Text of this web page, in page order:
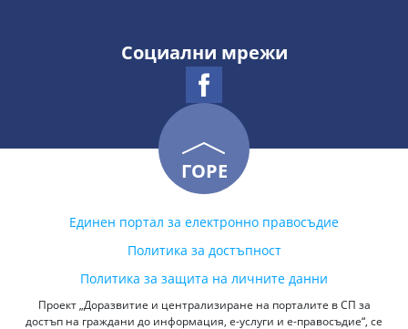
Социални мрежи
ГОРЕ
Единен портал за електронно правосъдие
Политика за достъпност
Политика за защита на личните данни
Проект „Доразвитие и централизиране на порталите в СП за
достъп на граждани до информация, е-услуги и е-правосъдие“, се